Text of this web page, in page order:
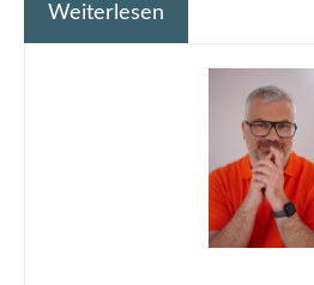
Weiterlesen